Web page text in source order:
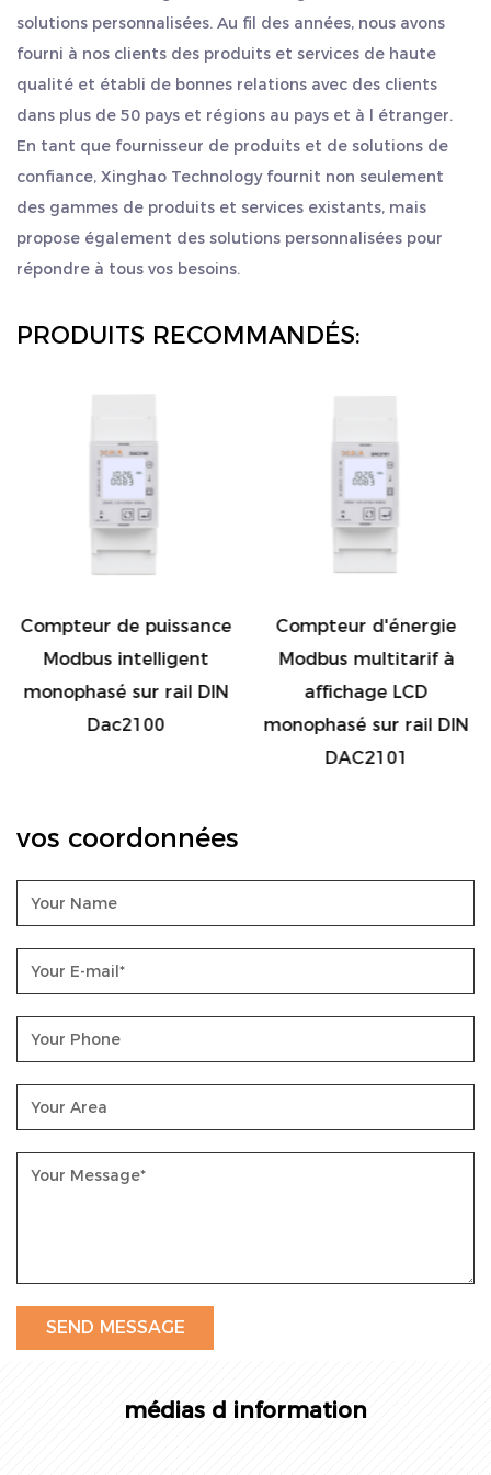
solutions personnalisées. Au fil des années, nous avons
fourni à nos clients des produits et services de haute
qualité et établi de bonnes relations avec des clients
dans plus de 50 pays et régions au pays et à l étranger.
En tant que fournisseur de produits et de solutions de
confiance, Xinghao Technology fournit non seulement
des gammes de produits et services existants, mais
propose également des solutions personnalisées pour
répondre à tous vos besoins.
PRODUITS RECOMMANDÉS:
Compteur de puissance
Modbus intelligent
monophasé sur rail DIN
Dac2100
Compteur d'énergie
Modbus multitarif à
affichage LCD
monophasé sur rail DIN
DAC2101
vos coordonnées
médias d information